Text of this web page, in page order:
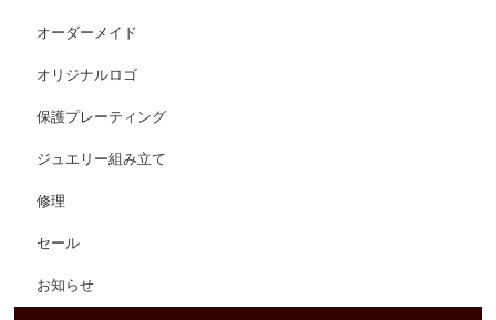
オーダーメイド
オリジナルロゴ
保護プレーティング
ジュエリー組み立て
修理
セール
お知らせ